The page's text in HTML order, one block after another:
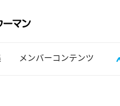
メンバーコンテンツ